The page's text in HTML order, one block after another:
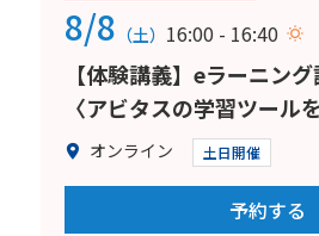
8/8 （土） 16:00 - 16:40
【体験講義】eラーニン
〈アビタスの学習ツール
オンライン 土日開催
予約する